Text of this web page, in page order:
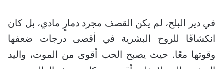
في دير البلح، لم يكن القصف مجرد دمارٍ مادي، بل كان
انكشافًا للروح البشرية في أقصى درجات ضعفها
وقوتها معًا. حيث يصبح الحب أقوى من الموت، واليد